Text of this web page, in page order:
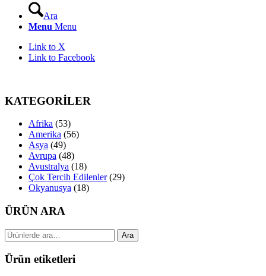
Ara
Menu Menu
Link to X
Link to Facebook
KATEGORİLER
Afrika (53)
Amerika (56)
Asya (49)
Avrupa (48)
Avustralya (18)
Çok Tercih Edilenler (29)
Okyanusya (18)
ÜRÜN ARA
Ara: Ara
Ürün etiketleri